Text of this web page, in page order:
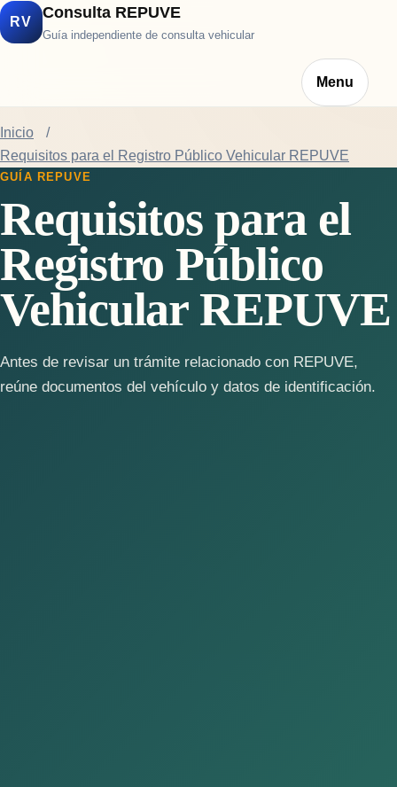
RV
Consulta REPUVE
Guía independiente de consulta vehicular
Menu
Inicio
Requisitos para el Registro Público Vehicular REPUVE
GUÍA REPUVE
Requisitos para el
Registro Público
Vehicular REPUVE
Antes de revisar un trámite relacionado con REPUVE,
reúne documentos del vehículo y datos de identificación.